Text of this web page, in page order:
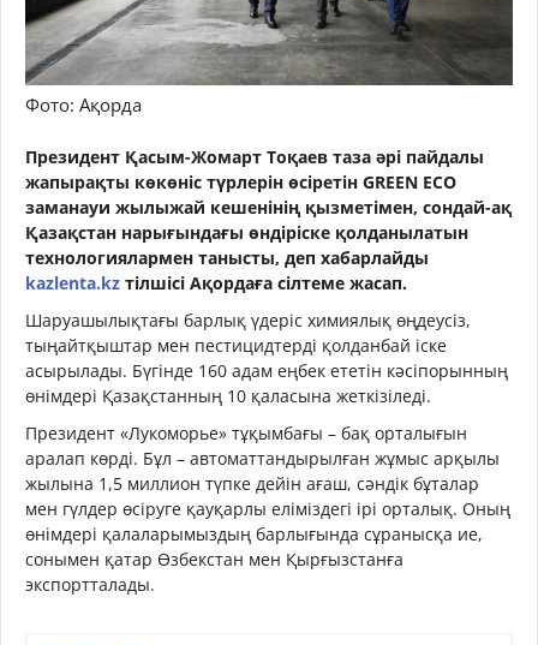
Фото: Ақорда
Президент Қасым-Жомарт Тоқаев таза әрі пайдалы
жапырақты көкөніс түрлерін өсіретін GREEN ЕСО
заманауи жылыжай кешенінің қызметімен, сондай-ақ
Қазақстан нарығындағы өндіріске қолданылатын
технологиялармен танысты, деп хабарлайды
kazlenta.kz тілшісі Ақордаға сілтеме жасап.
Шаруашылықтағы барлық үдеріс химиялық өңдеусіз,
тыңайтқыштар мен пестицидтерді қолданбай іске
асырылады. Бүгінде 160 адам еңбек ететін кәсіпорынның
өнімдері Қазақстанның 10 қаласына жеткізіледі.
Президент «Лукоморье» тұқымбағы – бақ орталығын
аралап көрді. Бұл – автоматтандырылған жұмыс арқылы
жылына 1,5 миллион түпке дейін ағаш, сәндік бұталар
мен гүлдер өсіруге қауқарлы еліміздегі ірі орталық. Оның
өнімдері қалаларымыздың барлығында сұранысқа ие,
сонымен қатар Өзбекстан мен Қырғызстанға
экспортталады.